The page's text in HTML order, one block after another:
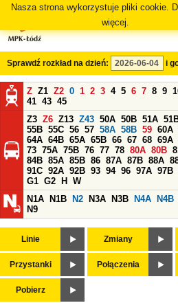
Nasza strona wykorzystuje pliki cookie.
więcej.
Sprawdź rozkład na dzień: i
Z Z1 Z2 0 1 2 3 4 5 6 7 8 9
41 43 45
Z3 Z6 Z13 Z43 50A 50B 51A
55B 55C 56 57 58A 58B 59 60A
64A 64B 65A 65B 66 67 68 69A
73 75A 75B 76 77 78 80A 80B
84B 85A 85B 86 87A 87B 88A
91C 92A 92B 93 94 96 97A 97B
G1 G2 H
W
N1A
N1B N2 N3A N3B N4A N4B
N9
Linie Zmiany
Przystanki Połączenia
Pobierz